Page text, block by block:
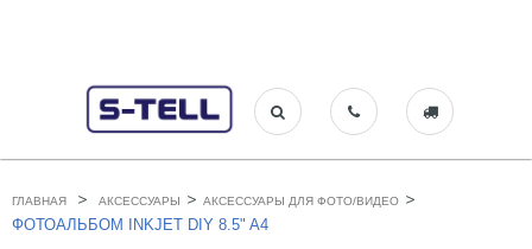
ГЛАВНАЯ > АКСЕССУАРЫ > АКСЕССУАРЫ ДЛЯ ФОТО/ВИДЕО >
ФОТОАЛЬБОМ INKJET DIY 8.5" A4